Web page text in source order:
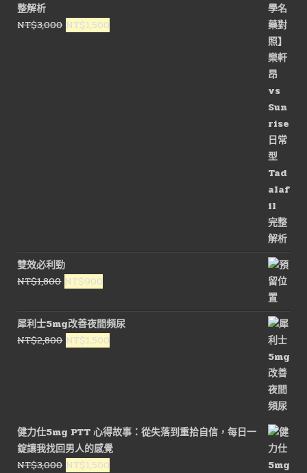
整解析
NT$3,000 原
NT$1,500
雙效必利勁
NT$1,800 原
價
格：
NT$1,800。
NT$900
價
格：
NT$900。
犀利士5mg改善夜間頻尿
NT$2,800 原
NT$1,500
健力仕5mg PTT 心得故事：從失落到重拾自信，每日一
錠讓我找回男人的感覺
NT$3,000 原
NT$1,500